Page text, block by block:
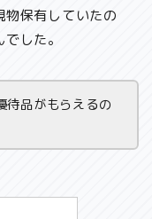
保有していたの
した。
待品がもらえるの